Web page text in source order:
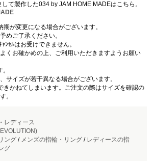
て製作した034 by JAM HOME MADEはこちら。
が変更になる場合がございます。
めご了承ください。
ﾝｾﾙはお受けできません。
くお確かめの上、ご利用いただきますようお願い
サイズが若干異なる場合がございます。
きかねてしまいます。ご注文の際はサイズを確認の
。
レディース
ング/ メンズの指輪・リング/ レディースの指
グ